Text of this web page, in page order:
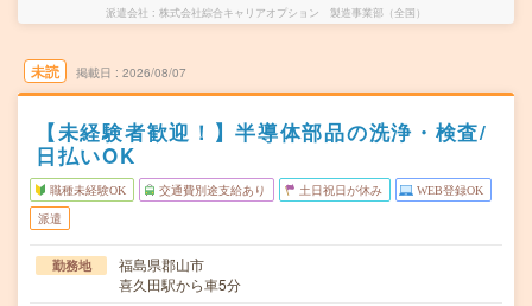
派遣会社 株式会社綜合キャリアオプション 製造事業部（全国）
未読 掲載日 2026/08/07
【未経験者歓迎！】半導体部品の洗浄・検査/
日払いOK
職種未経験OK 交通費別途支給あり 土日祝日が休み WEB登録OK
派遣
勤務地
福島県郡山市
喜久田駅から車5分